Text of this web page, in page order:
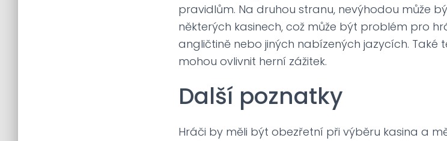
pravidlům. Na druhou stranu, nevýhodou může
některých kasinech, což může být problém pro
angličtině nebo jiných nabízených jazycích. Také
mohou ovlivnit herní zážitek.
Další poznatky
Hráči by měli být obezřetní při výběru kasina a